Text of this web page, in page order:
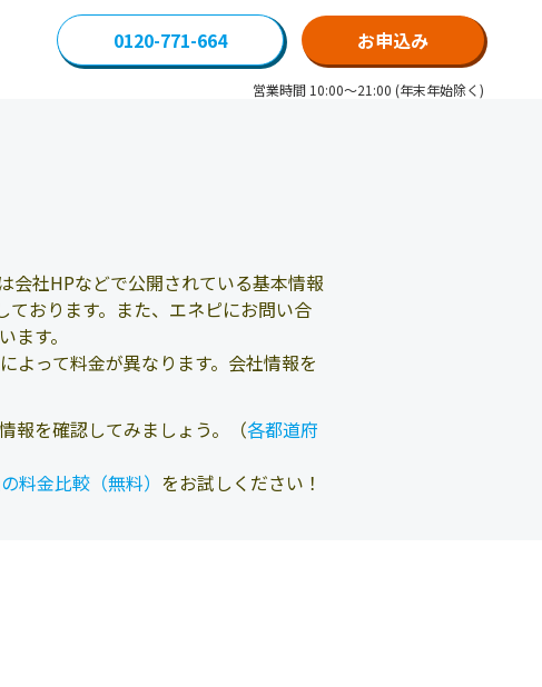
0120-771-664 お申込み
営業時間 10:00～21:00 (年末年始除く)
会社HPなどで公開されている基本情報
ております。また、エネピにお問い合
す。
よって料金が異なります。会社情報を
報を確認してみましょう。（各都道府
料金比較（無料） をお試しください！